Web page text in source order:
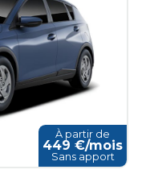
À partir de
449 €/mois
Sans apport